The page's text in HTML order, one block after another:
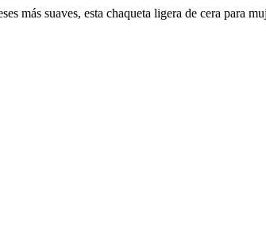
más suaves, esta chaqueta ligera de cera para